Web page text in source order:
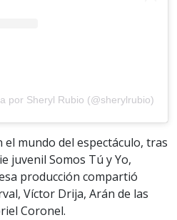
por Sheryl Rubio (@sherylrubio)
el mundo del espectáculo, tras
juvenil Somos Tú y Yo,
producción compartió
Víctor Drija, Arán de las
Coronel.